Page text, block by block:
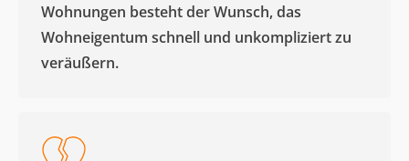
Wohnungen besteht der Wunsch, das
Wohneigentum schnell und unkompliziert zu
veräußern. ​